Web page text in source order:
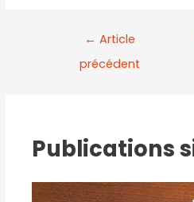
← Article
précédent
Publications